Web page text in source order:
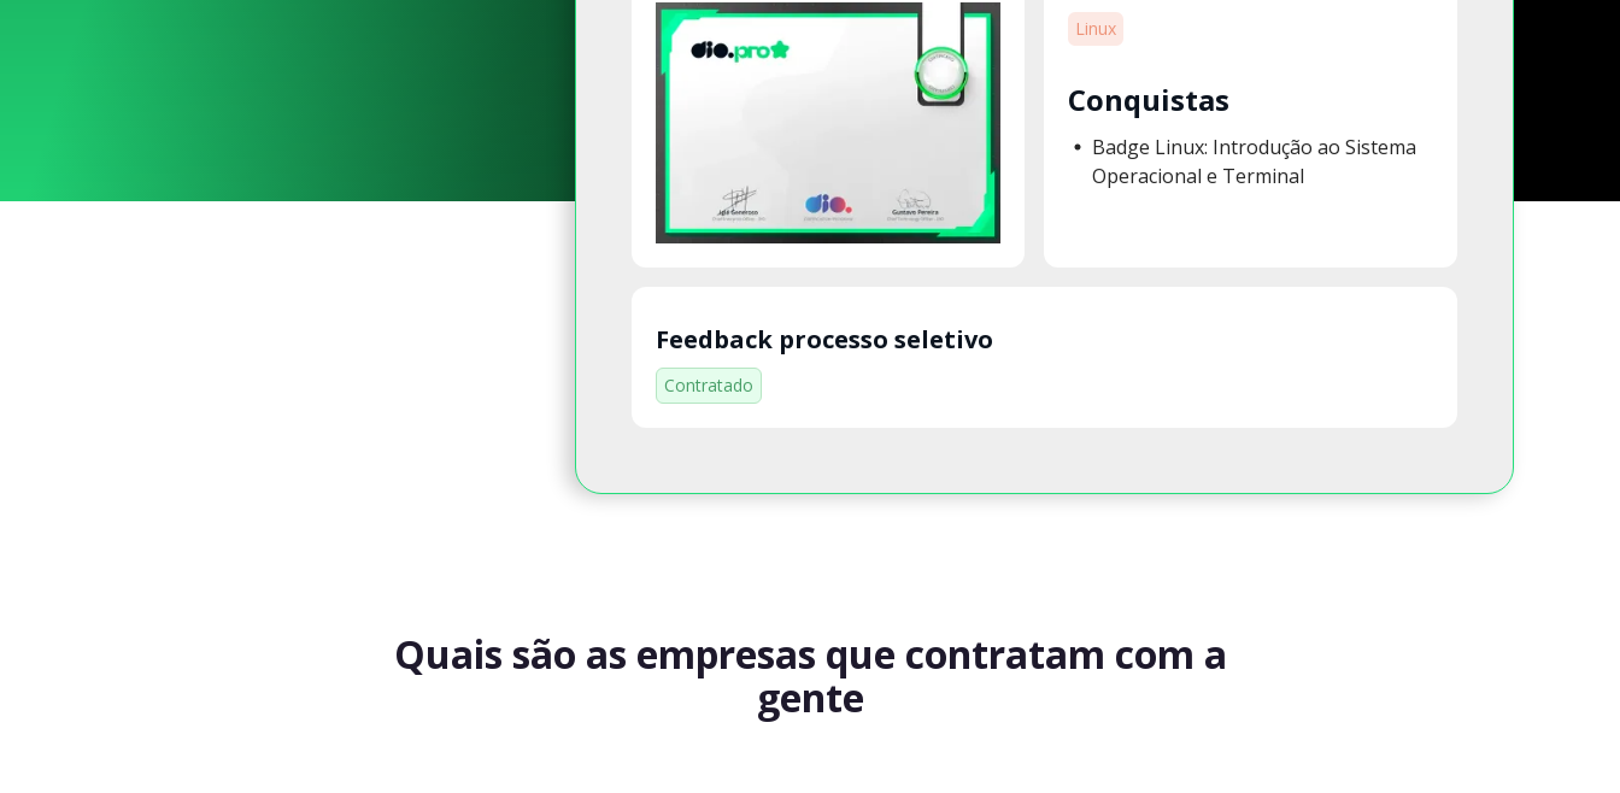
Linux
Conquistas
Badge Linux: Introdução ao Sistema
Operacional e Terminal
Feedback processo seletivo
Contratado
Quais são as empresas que contratam com a
gente